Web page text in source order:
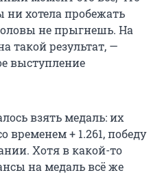
ни хотела пробежать
не прыгнешь. На
такой результат, —
выступление
взять медаль: их
временем + 1.261, победу
Хотя в какой-то
на медаль всё же